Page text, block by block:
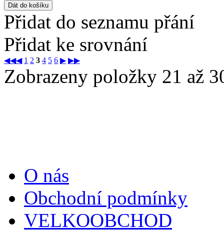
Přidat do seznamu přání
Přidat ke srovnání
◀◀◀ 1 2 3 4 5 6 ▶ ▶▶
Zobrazeny položky 21 až
O nás
Obchodní podmínky
VELKOOBCHOD